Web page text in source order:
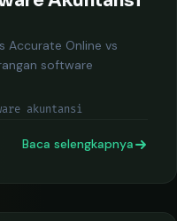
Accurate Online vs
software
akuntansi
Baca selengkapnya